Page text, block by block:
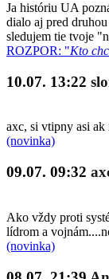
Ja históriu UA
dialo aj pred
sledujem tie tvoje
ROZPOR: "Kto
10.07. 13:22
axc, si vtipny asi ak
(novinka)
09.07. 09:32
Ako vždy proti
lídrom a
(novinka)